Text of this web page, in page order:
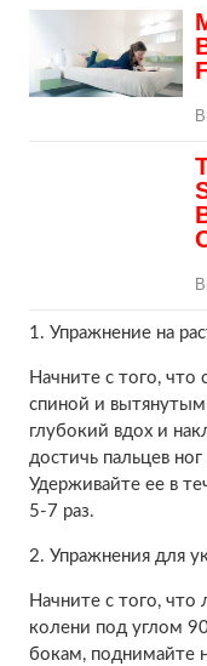
1. Упражнение на
Начните с того, что
спиной и
глубокий вдох и
достичь пальцев
Удерживайте ее в
5-7 раз.
2. Упражнения для
Начните с того, что
колени под углом
бокам, поднимайте